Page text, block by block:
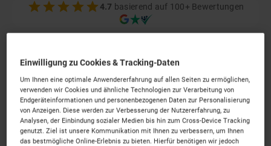
4.7 basierend auf 100+ Bewertungen
Einwilligung zu Cookies & Tracking-Daten
Um Ihnen eine optimale Anwendererfahrung auf allen Seiten zu ermöglichen,
verwenden wir Cookies und ähnliche Technologien zur Verarbeitung von
Endgeräteinformationen und personenbezogenen Daten zur Personalisierung
von Anzeigen. Diese werden zur Verbesserung der Nutzererfahrung, zu
Analysen, der Einbindung sozialer Medien bis hin zum Cross-Device Tracking
genutzt. Ziel ist unsere Kommunikation mit Ihnen zu verbessern, um Ihnen
das bestmögliche Online-Erlebnis zu bieten. Hierfür benötigen wir jedoch